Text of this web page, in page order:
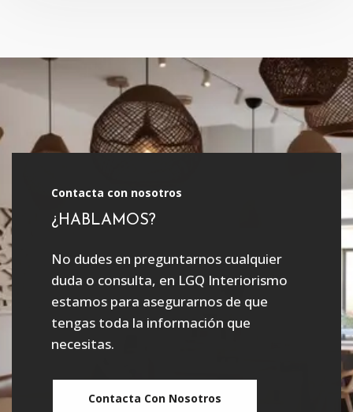
Contacta con nosotros
¿HABLAMOS?
No dudes en preguntarnos cualquier
duda o consulta, en LGQ Interiorismo
estamos para asegurarnos de que
tengas toda la información que
necesitas.
Contacta Con Nosotros